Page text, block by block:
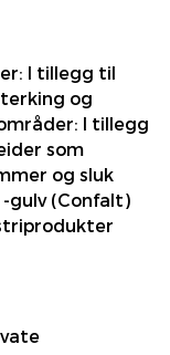
I tillegg til
og
I tillegg
som
og sluk
gulv (Confalt)